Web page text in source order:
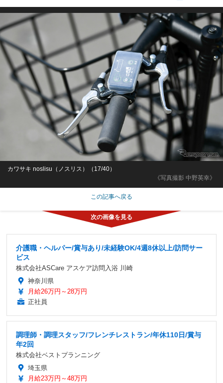
《写真撮影 中野英幸》
カワサキ noslisu（ノスリス）（17/40）
この記事へ戻る
介護職・ヘルパー/賞与あり/未経験OK/4週8休以上/訪問サー
ビス
株式会社ASCare アスケア訪問入浴 川崎
神奈川県
月給26万円～28万円
正社員
調理師・調理スタッフ/フレンチレストラン/年休110日/賞与
年2回
株式会社ベストプランニング
埼玉県
月給23万円～48万円